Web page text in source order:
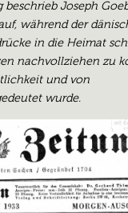
Joseph
während der
in die Heimat
nachvollziehen zu
und von
wurde.